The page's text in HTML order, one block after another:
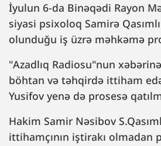
İyulun 6-da Binəqədi Rayon
siyasi psixoloq Samirə
olunduğu iş üzrə məhkəmə
"Azadlıq Radiosu"nun xəbərinə
böhtan və təhqirdə ittiham
Yusifov yenə də prosesə
Hakim Samir Nəsibov
ittihamçının iştirakı olmadan